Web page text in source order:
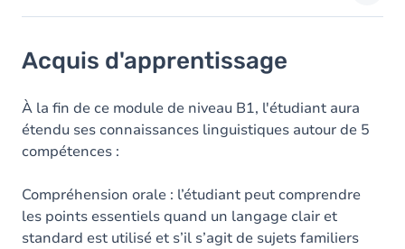
Objectifs
Contenu
Acquis d'apprentissage
À la fin de ce module de niveau B1, l'étudiant aura
étendu ses connaissances linguistiques autour de 5
compétences :
Compréhension orale : l’étudiant peut comprendre
les points essentiels quand un langage clair et
standard est utilisé et s’il s’agit de sujets familiers